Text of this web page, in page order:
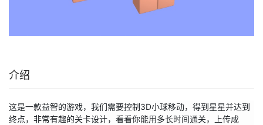
介绍
这是一款益智的游戏，我们需要控制3D小球移动，得到星星并达到
终点，非常有趣的关卡设计，看看你能用多长时间通关，上传成